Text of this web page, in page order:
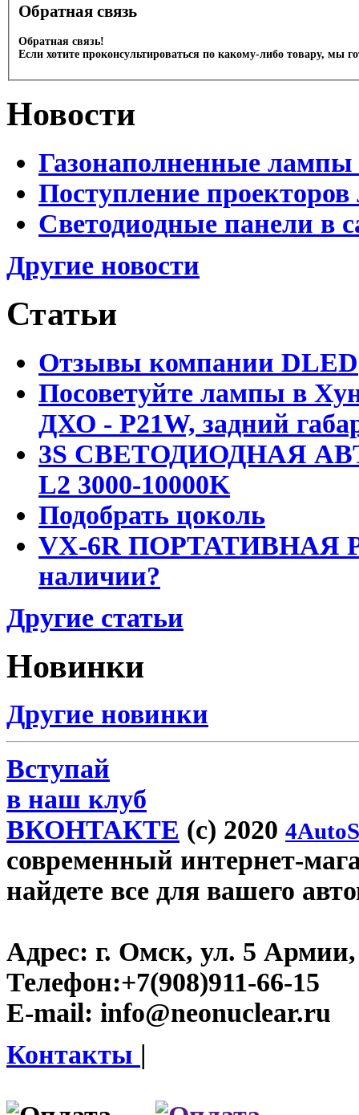
Обратная связь
Обратная связь!
Если хотите проконсультироваться по какому-либо товару, мы
Новости
Газонаполненные
Поступление
Светодиодные панели в
Другие новости
Статьи
Отзывы компании DLED
Посоветуйте лампы в
ДХО - P21W, задний
3S СВЕТОДИОДНАЯ
L2 3000-10000K
Подобрать цоколь
VX-6R ПОРТАТИВНАЯ
наличии?
Другие статьи
Новинки
Другие новинки
Вступай
в наш клуб
ВКОНТАКТЕ (c) 2020
современный интернет-
найдете все для вашего
Адрес: г. Омск, ул. 5 Армии,
Телефон:+7(908)911-66-15
E-mail: info@neonuclear.ru
Контакты |